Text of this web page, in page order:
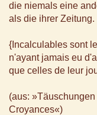
die niemals eine
als die ihrer Zeitung.
{Incalculables sont
n'ayant jamais eu
que celles de leur
(aus:
Croyances«)